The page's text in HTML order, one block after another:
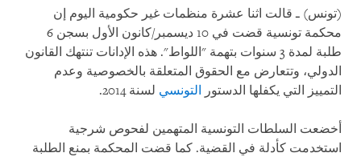
(تونس) ـ قالت اثنا عشرة منظمات غير حكومية اليوم إن
محكمة تونسية قضت في 10 ديسمبر/كانون الأول بسجن 6
طلبة لمدة 3 سنوات بتهمة "اللواط". هذه الإدانات تنتهك القانون
الدولي، وتتعارض مع الحقوق المتعلقة بالخصوصية وعدم
التمييز التي يكفلها الدستور التونسي لسنة 2014.
أخضعت السلطات التونسية المتهمين لفحوص شرجية
استخدمت كأدلة في القضية. كما قضت المحكمة بمنع الطلبة